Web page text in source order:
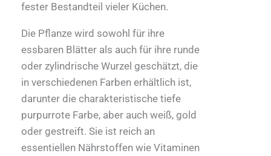
fester Bestandteil vieler Küchen.
Die Pflanze wird sowohl für ihre
essbaren Blätter als auch für ihre runde
oder zylindrische Wurzel geschätzt, die
in verschiedenen Farben erhältlich ist,
darunter die charakteristische tiefe
purpurrote Farbe, aber auch weiß, gold
oder gestreift. Sie ist reich an
essentiellen Nährstoffen wie Vitaminen